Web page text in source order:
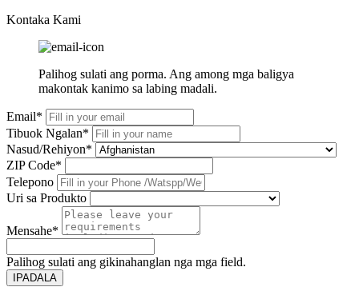
Kontaka Kami
Palihog sulati ang porma. Ang among mga baligya
makontak kanimo sa labing madali.
Email*
Tibuok Ngalan*
Nasud/Rehiyon*
ZIP Code*
Telepono
Uri sa Produkto
Mensahe*
Palihog sulati ang gikinahanglan nga mga field.
IPADALA